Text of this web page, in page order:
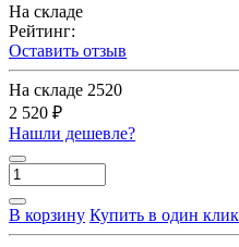
На складе
Рейтинг:
Оставить отзыв
На складе 2520
2 520 ₽
Нашли дешевле?
В корзину Купить в один клик